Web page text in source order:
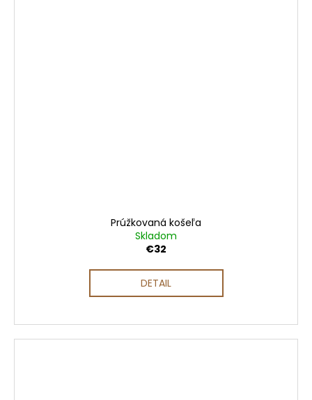
Prúžkovaná košeľa
Skladom
€32
DETAIL